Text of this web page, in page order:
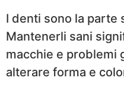
I denti sono la
Mantenerli sani
macchie e problemi
alterare forma e